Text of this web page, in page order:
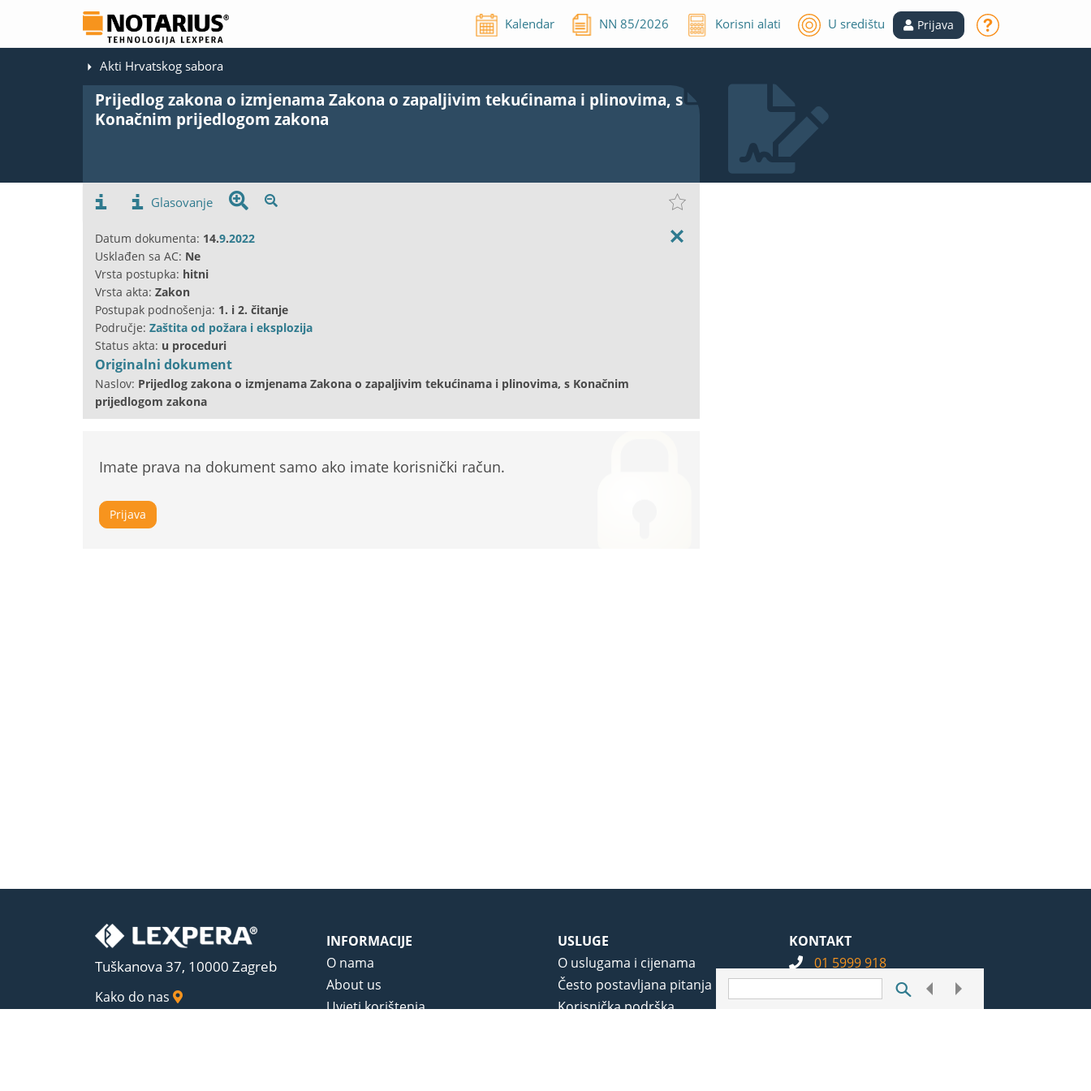
Kalendar NN85/2026 Korisni alati U središtu Prijava
Akti Hrvatskog sabora
Prijedlog zakona o izmjenama Zakona o zapaljivim tekućinama i plinovima, s
Konačnim prijedlogom zakona
Glasovanje
Datum dokumenta: 14.9.2022
Usklađen sa AC: Ne
Vrsta postupka: hitni
Vrsta akta: Zakon
Postupak podnošenja: 1. i 2. čitanje
Područje: Zaštita od požara i eksplozija
Status akta: u proceduri
Originalni dokument
Naslov: Prijedlog zakona o izmjenama Zakona o zapaljivim tekućinama i plinovima, s Konačnim
prijedlogom zakona
Imate prava na dokument samo ako imate korisnički račun.
Prijava
Tuškanova 37, 10000 Zagreb
Kako do nas
INFORMACIJE
O nama
About us
Uvjeti korištenja
USLUGE
O uslugama i cijenama
Često postavljana pitanja
Korisnička podrška
KONTAKT
01 5999 918
info@notarius.hr